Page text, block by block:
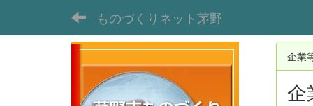
ものづくりネット茅野
企業
企